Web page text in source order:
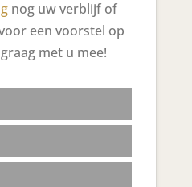
nog uw verblijf of
een voorstel op
met u mee!